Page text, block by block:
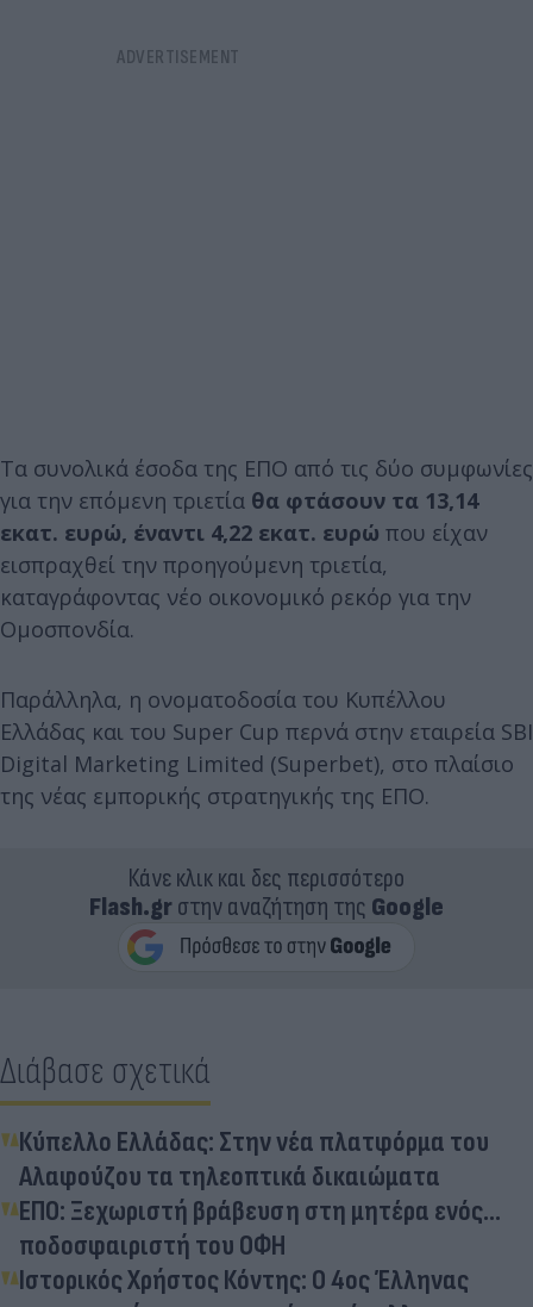
Τα συνολικά έσοδα της ΕΠΟ από τις δύο συμφωνίες
για την επόμενη τριετία θα φτάσουν τα 13,14
εκατ. ευρώ, έναντι 4,22 εκατ. ευρώ που είχαν
εισπραχθεί την προηγούμενη τριετία,
καταγράφοντας νέο οικονομικό ρεκόρ για την
Ομοσπονδία.
Παράλληλα, η ονοματοδοσία του Κυπέλλου
Ελλάδας και του Super Cup περνά στην εταιρεία SBI
Digital Marketing Limited (Superbet), στο πλαίσιο
της νέας εμπορικής στρατηγικής της ΕΠΟ.
Κάνε κλικ και δες περισσότερο
Flash.grστην αναζήτηση της Google
Διάβασε σχετικά
Κύπελλο Ελλάδας: Στην νέα πλατφόρμα του
Αλαφούζου τα τηλεοπτικά δικαιώματα
ΕΠΟ: Ξεχωριστή βράβευση στη μητέρα ενός...
ποδοσφαιριστή του ΟΦΗ
Ιστορικός Χρήστος Κόντης: Ο 4ος Έλληνας